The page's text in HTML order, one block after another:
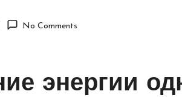
No Comments
энергии